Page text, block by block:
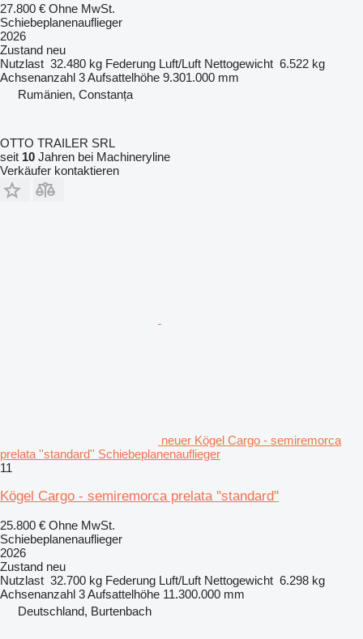
27.800 € Ohne MwSt.
Schiebeplanenauflieger
2026
Zustand neu
Nutzlast 32.480 kg Federung Luft/Luft Nettogewicht 6.522 kg
Achsenanzahl 3Aufsattelhöhe 9.301.000 mm
Rumänien, Constanța
OTTO TRAILER SRL
seit 10 Jahren bei Machineryline
Verkäufer kontaktieren
neuer Kögel Cargo - semiremorca
prelata ''standard'' Schiebeplanenauflieger
11
Kögel Cargo - semiremorca prelata ''standard''
25.800 € Ohne MwSt.
Schiebeplanenauflieger
2026
Zustand neu
Nutzlast 32.700 kg Federung Luft/Luft Nettogewicht 6.298 kg
Achsenanzahl 3Aufsattelhöhe 11.300.000 mm
Deutschland, Burtenbach